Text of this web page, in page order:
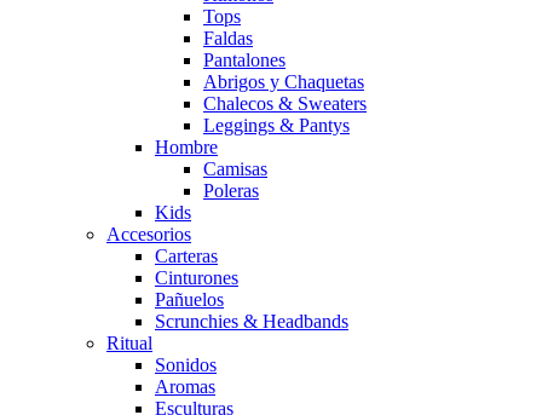
Tops
Faldas
Pantalones
Abrigos y Chaquetas
Chalecos & Sweaters
Leggings & Pantys
Hombre
Camisas
Poleras
Kids
Accesorios
Carteras
Cinturones
Pañuelos
Scrunchies & Headbands
Ritual
Sonidos
Aromas
Esculturas